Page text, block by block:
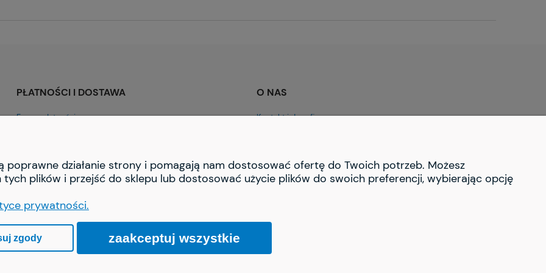
PŁATNOŚCI I DOSTAWA
Formy płatności
O NAS
Kontakt i dane firmy
Sklep internetowy Shoper.pl
poprawne działanie strony i pomagają nam dostosować ofertę do Twoich potrzeb. Możesz
plików i przejść do sklepu lub dostosować użycie plików do swoich preferencji, wybierając opcję
prywatności.
zgody zaakceptuj wszystkie